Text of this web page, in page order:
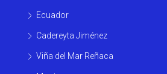
Ecuador
Cadereyta Jiménez
Viña del Mar Reñaca